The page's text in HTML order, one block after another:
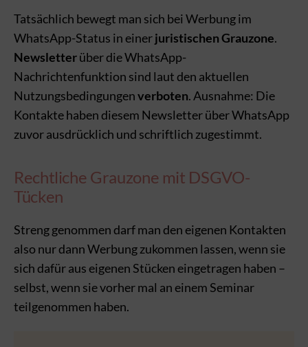
Tatsächlich bewegt man sich bei Werbung im
WhatsApp-Status in einerjuristischen Grauzone.
Newsletterüber die WhatsApp-
Nachrichtenfunktion sind laut den aktuellen
Nutzungsbedingungenverboten. Ausnahme: Die
Kontakte haben diesem Newsletter über WhatsApp
zuvor ausdrücklich und schriftlich zugestimmt.
Rechtliche Grauzone mit DSGVO-
Tücken
Streng genommen darf man den eigenen Kontakten
also nur dann Werbung zukommen lassen, wenn sie
sich dafür aus eigenen Stücken eingetragen haben –
selbst, wenn sie vorher mal an einem Seminar
teilgenommen haben.